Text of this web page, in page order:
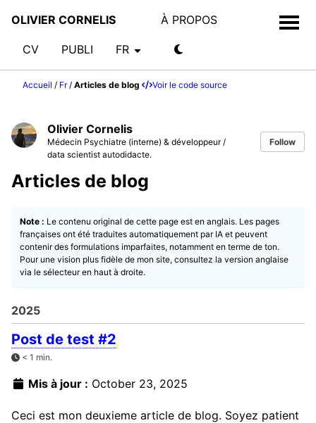
OLIVIER CORNELIS À PROPOS
CV PUBLI FR
Accueil / Fr/ Articles de blog Voir le code source
Olivier Cornelis
Médecin Psychiatre (interne) & développeur /
data scientist autodidacte.
Follow
Articles de blog
Note : Le contenu original de cette page est en anglais. Les pages
françaises ont été traduites automatiquement par IA et peuvent
contenir des formulations imparfaites, notamment en terme de ton.
Pour une vision plus fidèle de mon site, consultez la version anglaise
via le sélecteur en haut à droite.
2025
Post de test #2
< 1 min.
Mis à jour : October 23, 2025
Ceci est mon deuxieme article de blog. Soyez patient